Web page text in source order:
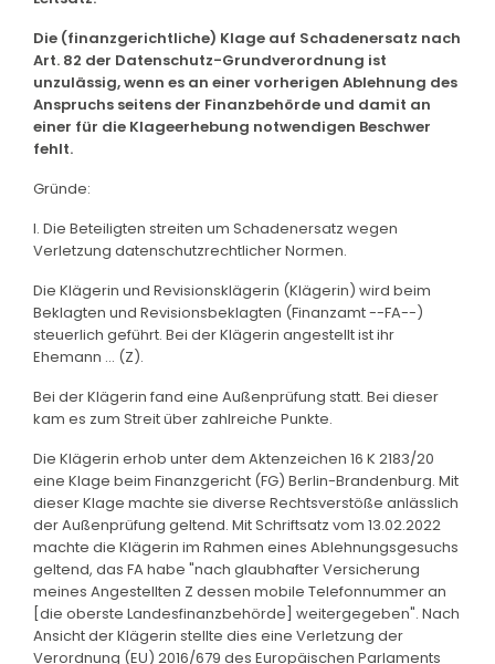
Die (finanzgerichtliche) Klage auf Schadenersatz nach
Art. 82 der Datenschutz-Grundverordnung ist
unzulässig, wenn es an einer vorherigen Ablehnung des
Anspruchs seitens der Finanzbehörde und damit an
einer für die Klageerhebung notwendigen Beschwer
fehlt.
Gründe:
I. Die Beteiligten streiten um Schadenersatz wegen
Verletzung datenschutzrechtlicher Normen.
Die Klägerin und Revisionsklägerin (Klägerin) wird beim
Beklagten und Revisionsbeklagten (Finanzamt --FA--)
steuerlich geführt. Bei der Klägerin angestellt ist ihr
Ehemann ... (Z).
Bei der Klägerin fand eine Außenprüfung statt. Bei dieser
kam es zum Streit über zahlreiche Punkte.
Die Klägerin erhob unter dem Aktenzeichen 16 K 2183/20
eine Klage beim Finanzgericht (FG) Berlin-Brandenburg. Mit
dieser Klage machte sie diverse Rechtsverstöße anlässlich
der Außenprüfung geltend. Mit Schriftsatz vom 13.02.2022
machte die Klägerin im Rahmen eines Ablehnungsgesuchs
geltend, das FA habe "nach glaubhafter Versicherung
meines Angestellten Z dessen mobile Telefonnummer an
[die oberste Landesfinanzbehörde] weitergegeben". Nach
Ansicht der Klägerin stellte dies eine Verletzung der
Verordnung (EU) 2016/679 des Europäischen Parlaments